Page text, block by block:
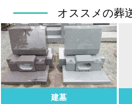
オススメの葬
建墓